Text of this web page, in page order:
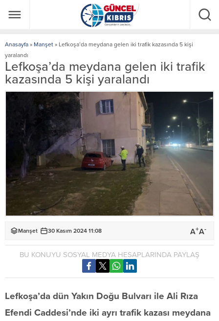
Anasayfa » Manşet » Lefkoşa’da meydana gelen iki trafik kazasında 5 kişi
yaralandı
Lefkoşa’da meydana gelen iki trafik
kazasında 5 kişi yaralandı
Manşet 30 Kasım 2024 11:08 A+A-
BU KONUYU SOSYAL MEDYA HESAPLARINDA PAYLAŞ
Lefkoşa’da dün Yakın Doğu Bulvarı ile Ali Rıza
Efendi Caddesi’nde iki ayrı trafik kazası meydana